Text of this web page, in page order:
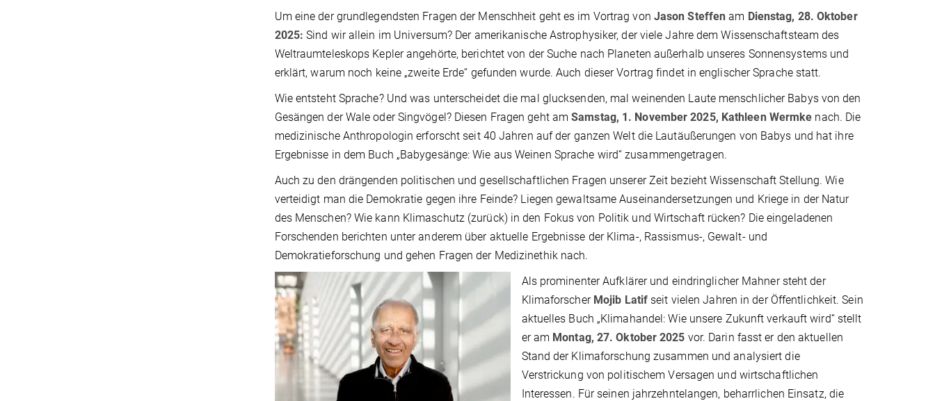
Um eine der grundlegendsten Fragen der Menschheit geht es im Vortrag von Jason Steffen am Dienstag, 28. Oktober
2025: Sind wir allein im Universum? Der amerikanische Astrophysiker, der viele Jahre dem Wissenschaftsteam des
Weltraumteleskops Kepler angehörte, berichtet von der Suche nach Planeten außerhalb unseres Sonnensystems und
erklärt, warum noch keine „zweite Erde“ gefunden wurde. Auch dieser Vortrag findet in englischer Sprache statt.
Wie entsteht Sprache? Und was unterscheidet die mal glucksenden, mal weinenden Laute menschlicher Babys von den
Gesängen der Wale oder Singvögel? Diesen Fragen geht amSamstag, 1. November 2025, Kathleen Wermke nach. Die
medizinische Anthropologin erforscht seit 40 Jahren auf der ganzen Welt die Lautäußerungen von Babys und hat ihre
Ergebnisse in dem Buch „Babygesänge: Wie aus Weinen Sprache wird“ zusammengetragen.
Auch zu den drängenden politischen und gesellschaftlichen Fragen unserer Zeit bezieht Wissenschaft Stellung. Wie
verteidigt man die Demokratie gegen ihre Feinde? Liegen gewaltsame Auseinandersetzungen und Kriege in der Natur
des Menschen? Wie kann Klimaschutz (zurück) in den Fokus von Politik und Wirtschaft rücken? Die eingeladenen
Forschenden berichten unter anderem über aktuelle Ergebnisse der Klima-, Rassismus-, Gewalt- und
Demokratieforschung und gehen Fragen der Medizinethik nach.
Als prominenter Aufklärer und eindringlicher Mahner steht der
Klimaforscher Mojib Latif seit vielen Jahren in der Öffentlichkeit. Sein
aktuelles Buch „Klimahandel: Wie unsere Zukunft verkauft wird“ stellt
er am Montag, 27. Oktober 2025 vor. Darin fasst er den aktuellen
Stand der Klimaforschung zusammen und analysiert die
Verstrickung von politischem Versagen und wirtschaftlichen
Interessen. Für seinen jahrzehntelangen, beharrlichen Einsatz, die